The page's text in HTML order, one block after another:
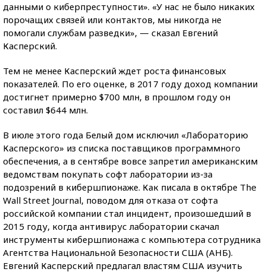
данными о киберпреступности». «У нас не было никаких
порочащих связей или контактов, мы никогда не
помогали службам разведки», — сказал Евгений
Касперский.
Тем не менее Касперский ждет роста финансовых
показателей. По его оценке, в 2017 году доход компании
достигнет примерно $700 млн, в прошлом году он
составил $644 млн.
В июле этого года Белый дом исключил «Лабораторию
Касперского» из списка поставщиков программного
обеспечения, а в сентябре вовсе запретил американским
ведомствам покупать софт лаборатории из-за
подозрений в кибершпионаже. Как писала в октябре The
Wall Street Journal, поводом для отказа от софта
российской компании стал инцидент, произошедший в
2015 году, когда антивирус лаборатории скачал
инструменты кибершпионажа с компьютера сотрудника
Агентства Национальной Безопасности США (АНБ).
Евгений Касперский предлагал властям США изучить